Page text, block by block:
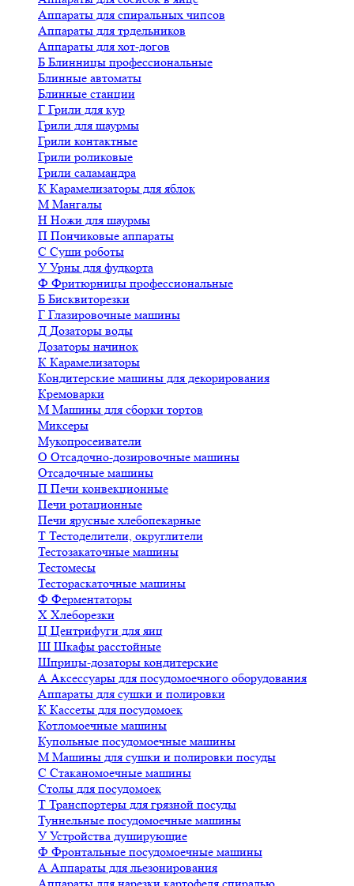
Аппараты для спиральных чипсов
Аппараты для трдельников
Аппараты для хот-догов
Б Блинницы профессиональные
Блинные автоматы
Блинные станции
Г Грили для кур
Грили для шаурмы
Грили контактные
Грили роликовые
Грили саламандра
К Карамелизаторы для яблок
М Мангалы
Н Ножи для шаурмы
П Пончиковые аппараты
С Суши роботы
У Урны для фудкорта
Ф Фритюрницы профессиональные
Б Бисквиторезки
Г Глазировочные машины
Д Дозаторы воды
Дозаторы начинок
К Карамелизаторы
Кондитерские машины для декорирования
Кремоварки
М Машины для сборки тортов
Миксеры
Мукопросеиватели
О Отсадочно-дозировочные машины
Отсадочные машины
П Печи конвекционные
Печи ротационные
Печи ярусные хлебопекарные
Т Тестоделители, округлители
Тестозакаточные машины
Тестомесы
Тестораскаточные машины
Ф Ферментаторы
Х Хлеборезки
Ц Центрифуги для яиц
Ш Шкафы расстойные
Шприцы-дозаторы кондитерские
А Аксессуары для посудомоечного оборудования
Аппараты для сушки и полировки
К Кассеты для посудомоек
Котломоечные машины
Купольные посудомоечные машины
М Машины для сушки и полировки посуды
С Стаканомоечные машины
Столы для посудомоек
Т Транспортеры для грязной посуды
Туннельные посудомоечные машины
У Устройства душирующие
Ф Фронтальные посудомоечные машины
А Аппараты для льезонирования